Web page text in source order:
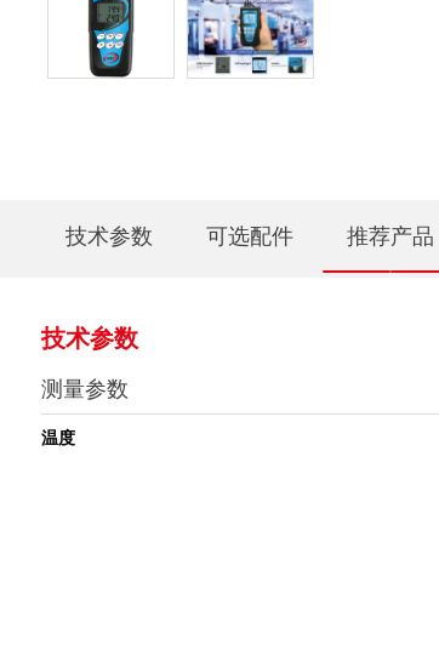
技术参数 可选配件 推荐产品
技术参数
测量参数
温度